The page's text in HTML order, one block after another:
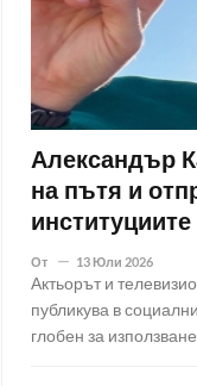
Александър
на пътя и
От 13 Юли 2026
Актьорът и
публикува в
глобен за